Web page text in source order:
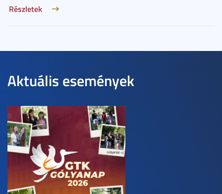
Részletek
Aktuális események